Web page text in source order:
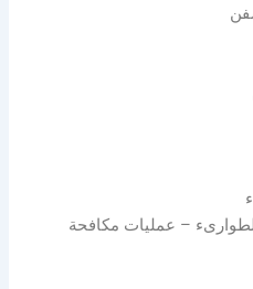
– عمليات مكافحة